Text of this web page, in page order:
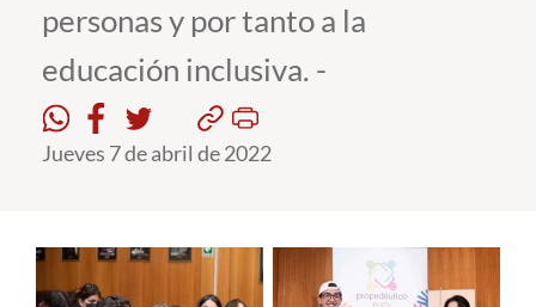
Académicos
Funcionarios
Alumni
personas y por tanto a la
educación inclusiva. -
Jueves 7 de abril de 2022